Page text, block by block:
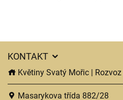
KONTAKT
Květiny Svatý Mořic |
Masarykova třída 882/28